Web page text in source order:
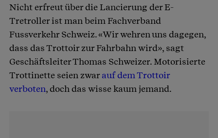
Nicht erfreut über die Lancierung der E-
Tretroller ist man beim Fachverband
Fussverkehr Schweiz. «Wir wehren uns dagegen,
dass das Trottoir zur Fahrbahn wird», sagt
Geschäftsleiter Thomas Schweizer. Motorisierte
Trottinette seien zwarauf dem Trottoir
verboten, doch das wisse kaum jemand.